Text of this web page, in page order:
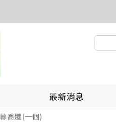
最新消息
喬遷(一個)